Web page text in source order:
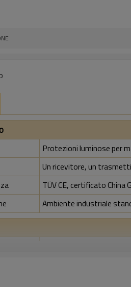
Protezioni luminose per
Un ricevitore, un
TÜV CE, certificato China
Ambiente industriale